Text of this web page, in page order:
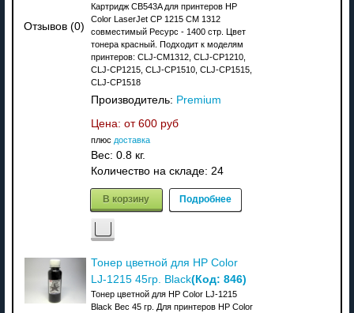
Отзывов (0)
Картридж CB543A для принтеров HP
Color LaserJet CP 1215 CM 1312
совместимый Ресурс - 1400 стр. Цвет
тонера красный. Подходит к моделям
принтеров: CLJ-CM1312, CLJ-CP1210,
CLJ-CP1215, CLJ-CP1510, CLJ-CP1515,
CLJ-CP1518
Производитель: Premium
Цена: от 600 руб
плюс доставка
Вес: 0.8 кг.
Количество на складе: 24
В корзину Подробнее
Тонер цветной для HP Color
LJ-1215 45гр. Black(Код: 846)
Тонер цветной для HP Color LJ-1215
Black Вес 45 гр. Для принтеров HP Color